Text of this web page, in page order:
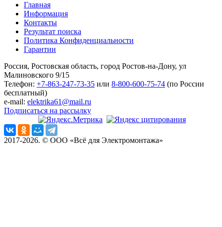
Главная
Информация
Контакты
Результат поиска
Политика Конфиденциальности
Гарантии
Россия, Ростовская область, город Ростов-на-Дону, ул
Малиновского 9/15
Телефон: +7-863-247-73-35 или 8-800-600-75-74 (по России
бесплатный)
e-mail: elektrika61@mail.ru
Подписаться на рассылку
2017-2026. © ООО «Всё для Электромонтажа»